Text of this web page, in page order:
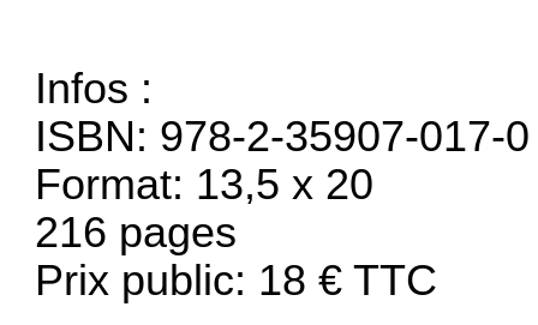
Infos :
ISBN: 978-2-35907-017-0
Format: 13,5 x 20
216 pages
Prix public: 18 € TTC